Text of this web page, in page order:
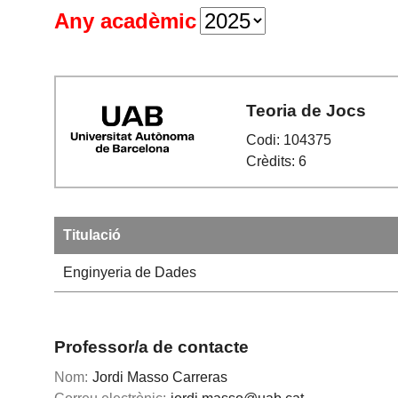
Any acadèmic
Teoria de Jocs
Codi: 104375
Crèdits: 6
Titulació
Enginyeria de Dades
Professor/a de contacte
Nom: Jordi Masso Carreras